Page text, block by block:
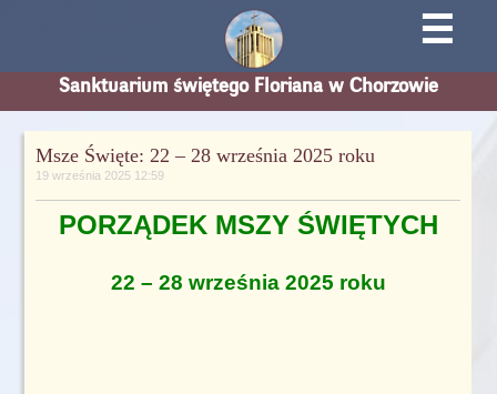
☰
Sanktuarium świętego Floriana w Chorzowie
Msze Święte: 22 – 28 września 2025 roku
19 września 2025 12:59
PORZĄDEK MSZY ŚWIĘTYCH
22 – 28 września 2025 roku